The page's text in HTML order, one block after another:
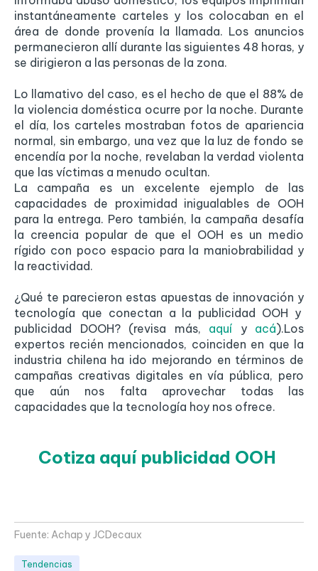
instantáneamente carteles y los colocaban en el
área de donde provenía la llamada. Los anuncios
permanecieron allí durante las siguientes 48 horas, y
se dirigieron a las personas de la zona.
Lo llamativo del caso, es el hecho de que el 88% de
la violencia doméstica ocurre por la noche. Durante
el día, los carteles mostraban fotos de apariencia
normal, sin embargo, una vez que la luz de fondo se
encendía por la noche, revelaban la verdad violenta
que las víctimas a menudo ocultan.
La campaña es un excelente ejemplo de las
capacidades de proximidad inigualables de OOH
para la entrega. Pero también, la campaña desafía
la creencia popular de que el OOH es un medio
rígido con poco espacio para la maniobrabilidad y
la reactividad.
¿Qué te parecieron estas apuestas de innovación y
tecnología que conectan a la publicidad OOH y
publicidad DOOH? (revisa más, aquí y acá).Los
expertos recién mencionados, coinciden en que la
industria chilena ha ido mejorando en términos de
campañas creativas digitales en vía pública, pero
que aún nos falta aprovechar todas las
capacidades que la tecnología hoy nos ofrece.
Cotiza aquí publicidad OOH
Fuente: Achap y JCDecaux
Tendencias